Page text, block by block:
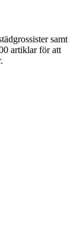
samt
artiklar för att